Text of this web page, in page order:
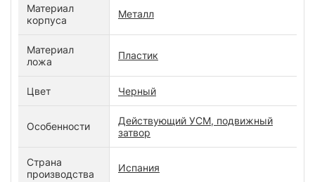
Материал
корпуса
Металл
Материал
ложа
Пластик
Цвет Черный
Особенности
Действующий УСМ, подвижный
затвор
Страна
производства
Испания